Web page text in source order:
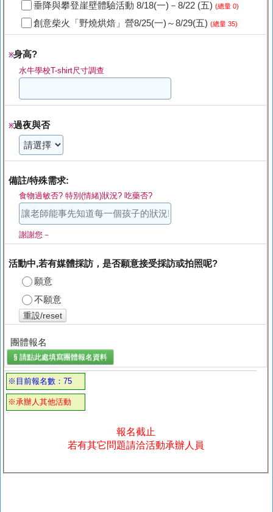
垂降與攀登崖壁體驗活動 8/18(一)－8/22 (五) (總量 0)
創意柴火「野燒烘焙」營8/25(一)～8/29(五) (總量 35)
※身高?
水牛學校T-shirt尺寸調查
※過夜與否
備註/特殊需求:
食物過敏否? 特別(情緒)狀況? 吃藥否?
謝謝您－
活動中,若有媒體採訪，是否願意接受採訪或拍照呢?
願意
不願意
重設/reset
團體報名
§ 請點此處填寫團體報名 資料
※目前報名數：75
※承辦人其他活動
報名截止
若有其它問題請洽活動承辦人員